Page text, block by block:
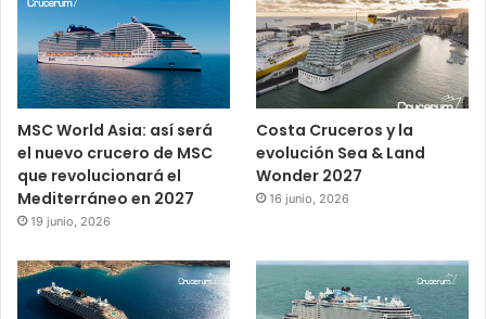
MSC World Asia: así será
el nuevo crucero de MSC
que revolucionará el
Mediterráneo en 2027
19 junio, 2026
Costa Cruceros y la
evolución Sea & Land
Wonder 2027
16 junio, 2026